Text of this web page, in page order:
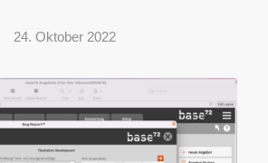
24. Oktober 2022